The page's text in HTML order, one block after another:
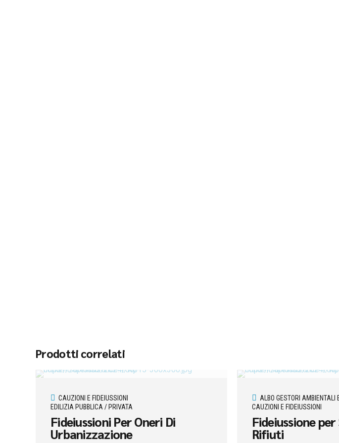
Prodotti correlati
CAUZIONI E FIDEIUSSIONI
EDILIZIA PUBBLICA / PRIVATA
Fideiussioni Per Oneri Di
Urbanizzazione
ALBO GESTORI AMBIENTALI
CAUZIONI E FIDEIUSSIONI
Fideiussione
Rifiuti